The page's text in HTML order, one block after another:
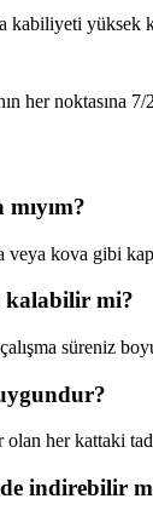
yüksek
her noktasına
veya kova gibi
kalabilir mi?
süreniz
her kattaki
de indirebilir